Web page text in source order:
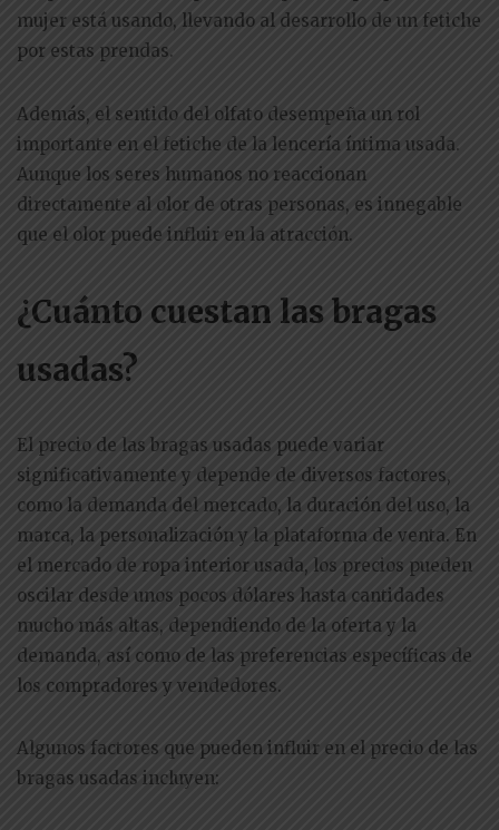
mujer está usando, llevando al desarrollo de un fetiche
por estas prendas.
Además, el sentido del olfato desempeña un rol
importante en el fetiche de la lencería íntima usada.
Aunque los seres humanos no reaccionan
directamente al olor de otras personas, es innegable
que el olor puede influir en la atracción.
¿Cuánto cuestan las bragas
usadas?
El precio de las bragas usadas puede variar
significativamente y depende de diversos factores,
como la demanda del mercado, la duración del uso, la
marca, la personalización y la plataforma de venta. En
el mercado de ropa interior usada, los precios pueden
oscilar desde unos pocos dólares hasta cantidades
mucho más altas, dependiendo de la oferta y la
demanda, así como de las preferencias específicas de
los compradores y vendedores.
Algunos factores que pueden influir en el precio de las
bragas usadas incluyen: